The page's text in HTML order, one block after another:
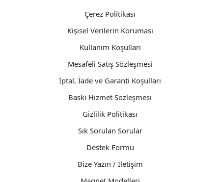
Çerez Politikası
Kişisel Verilerin Koruması
Kullanım Koşulları
Mesafeli Satış Sözleşmesi
İptal, İade ve Garanti Koşulları
Baskı Hizmet Sözleşmesi
Gizlilik Politikası
Sık Sorulan Sorular
Destek Formu
Bize Yazın / İletişim